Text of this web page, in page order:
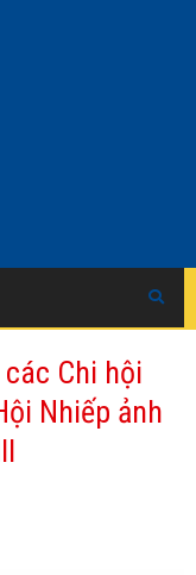
Chi hội
Nhiếp ảnh